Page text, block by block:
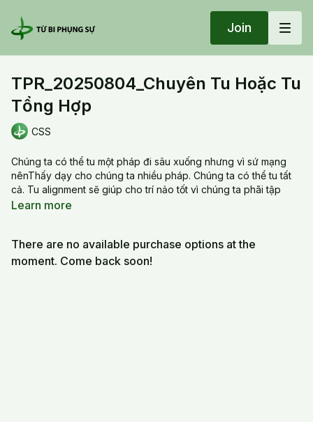
Join
TPR_20250804_Chuyên Tu Hoặc Tu
Tổng Hợp
CSS
Chúng ta có thể tu một pháp đi sâu xuống nhưng vì sứ mạng
nênThấy dạy cho chúng ta nhiều pháp. Chúng ta có thể tu tất
cả. Tu alignment sẽ giúp cho trí nảo tốt vì chúng ta phãi tập
trung vảo câu chú, định vị trí và quán hình của chủng tử tự.
Learn more
There are no available purchase options at the
moment. Come back soon!